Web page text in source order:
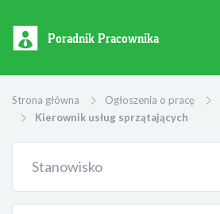
Poradnik Pracownika
Strona główna Ogłoszenia o pracę
Kierownik usług sprzątających